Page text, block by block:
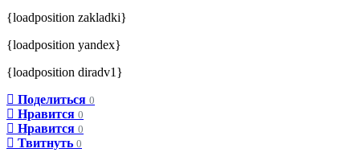
{loadposition zakladki}
{loadposition yandex}
{loadposition diradv1}
Поделиться 0
Нравится 0
Нравится 0
Твитнуть 0